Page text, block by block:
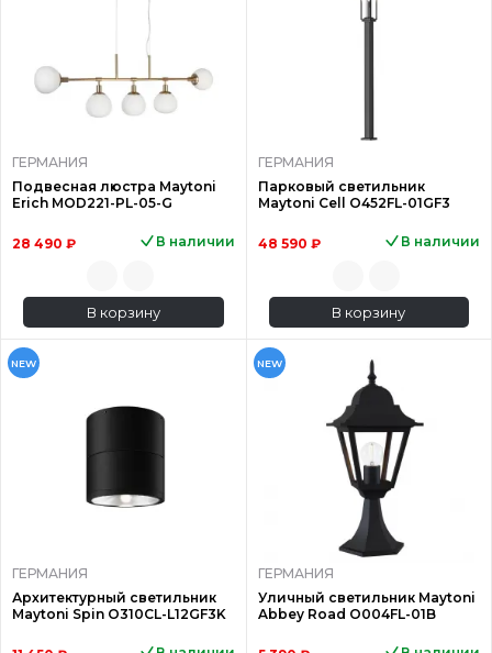
ГЕРМАНИЯ
Подвесная люстра Maytoni
Erich MOD221-PL-05-G
28 490 ₽ В наличии
В корзину
ГЕРМАНИЯ
Парковый светильник
Maytoni Cell O452FL-01GF3
48 590 ₽ В наличии
В корзину
NEW
ГЕРМАНИЯ
Архитектурный светильник
Maytoni Spin O310CL-L12GF3K
NEW
ГЕРМАНИЯ
Уличный светильник Maytoni
Abbey Road O004FL-01B